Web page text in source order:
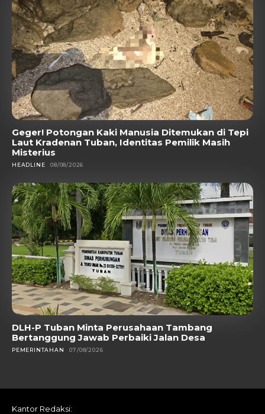
Geger! Potongan Kaki Manusia Ditemukan di Tepi
Laut Kradenan Tuban, Identitas Pemilik Masih
Misterius
HEADLINE 08/08/2026
DLH-P Tuban Minta Perusahaan Tambang
Bertanggung Jawab Perbaiki Jalan Desa
PEMERINTAHAN 07/08/2026
Kantor Redaksi: